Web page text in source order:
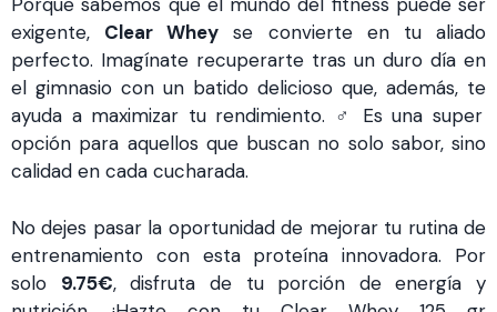
exigente, Clear Whey se convierte en tu aliado
perfecto. Imagínate recuperarte tras un duro día en
el gimnasio con un batido delicioso que, además, te
ayuda a maximizar tu rendimiento. ️‍♂️ Es una super
opción para aquellos que buscan no solo sabor, sino
calidad en cada cucharada.
No dejes pasar la oportunidad de mejorar tu rutina de
entrenamiento con esta proteína innovadora. Por
solo 9.75€, disfruta de tu porción de energía y